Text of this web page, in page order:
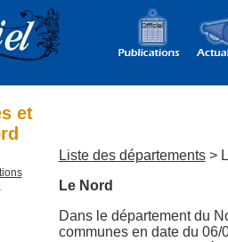
et
Liste des départements>
Le Nord
Dans le département du
communes en date du 06/